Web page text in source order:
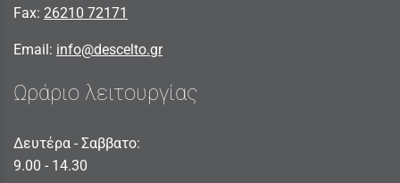
Fax: 26210 72171
Email: info@descelto.gr
Ωράριο λειτουργίας
Δευτέρα - Σαββατο:
9.00 - 14.30